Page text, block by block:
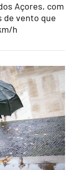
Açores, com
de vento que
h